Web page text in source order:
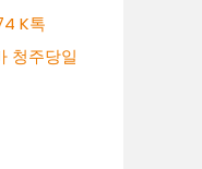
K톡
청주당일